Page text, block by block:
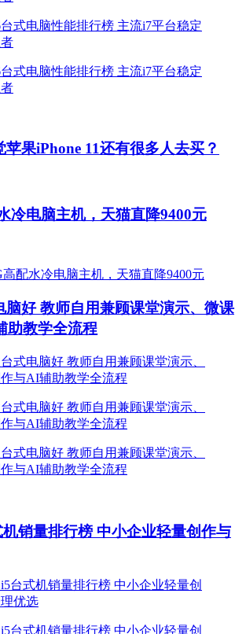
苹果iPhone 11还有很多人去买？
冷电脑主机，天猫直降9400元
脑好 教师自用兼顾课堂演示、微课
助教学全流程
销量排行榜 中小企业轻量创作与